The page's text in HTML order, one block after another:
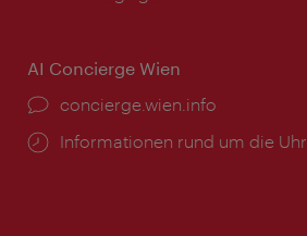
AI Concierge Wien
Ort:
concierge.wien.info
Öffnungszeiten:
Informationen rund um die Uhr